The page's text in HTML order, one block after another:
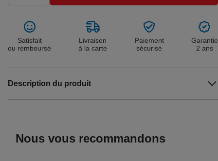
Satisfait
ou remboursé
Livraison
à la carte
Paiement
sécurisé
Garantie
2 ans
Description du produit
Nous vous recommandons